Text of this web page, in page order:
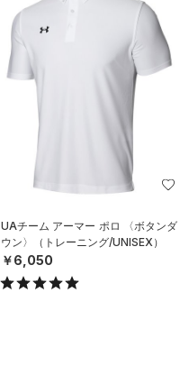
UAチーム アーマー ポロ 〈ボタンダ
ウン〉（トレーニング/UNISEX）
￥6,050